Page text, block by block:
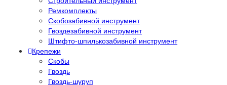
Ремкомплекты
Скобозабивной инструмент
Гвоздезабивной инструмент
Штифто-шпилькозабивной инструмент
Крепежи
Скобы
Гвоздь
Гвоздь-шуруп